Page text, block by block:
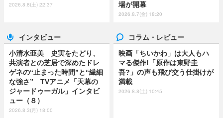
2026.8.8(土) 22:37
場が開幕
2026.8.7(金) 18:20
インタビュー
小清水亜美 史実をたどり、
共演者との芝居で深めたドレ
ゲネの“止まった時間”と“繊細
な強さ” TVアニメ「天幕の
ジャードゥーガル」インタビ
ュー（８）
2026.8.3(月) 18:00
コラム・レビュー
映画「ちいかわ」は大人もハ
マる傑作!「原作は東野圭
吾?」の声も飛び交う仕掛けが
満載
2026.8.8(土) 10:45